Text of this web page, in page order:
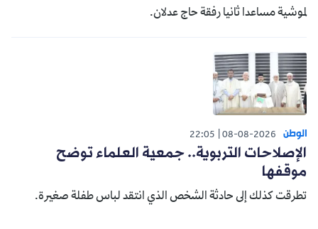
لموشية مساعدا ثانيا رفقة حاج عدلان.
الوطن 08-08-2026
22:05
الإصلاحات التربوية.. جمعية العلماء توضح
موقفها
تطرقت كذلك إلى حادثة الشخص الذي انتقد لباس طفلة صغيرة.